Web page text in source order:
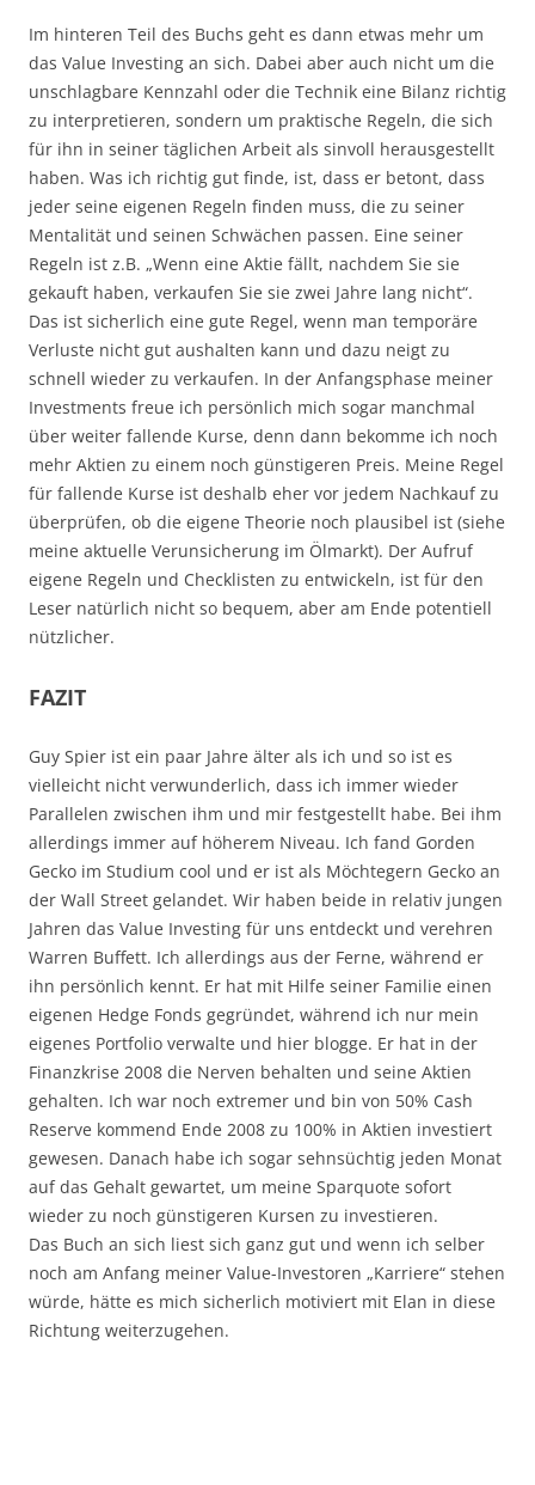
Im hinteren Teil des Buchs geht es dann etwas mehr um
das Value Investing an sich. Dabei aber auch nicht um die
unschlagbare Kennzahl oder die Technik eine Bilanz richtig
zu interpretieren, sondern um praktische Regeln, die sich
für ihn in seiner täglichen Arbeit als sinvoll herausgestellt
haben. Was ich richtig gut finde, ist, dass er betont, dass
jeder seine eigenen Regeln finden muss, die zu seiner
Mentalität und seinen Schwächen passen. Eine seiner
Regeln ist z.B. „Wenn eine Aktie fällt, nachdem Sie sie
gekauft haben, verkaufen Sie sie zwei Jahre lang nicht“.
Das ist sicherlich eine gute Regel, wenn man temporäre
Verluste nicht gut aushalten kann und dazu neigt zu
schnell wieder zu verkaufen. In der Anfangsphase meiner
Investments freue ich persönlich mich sogar manchmal
über weiter fallende Kurse, denn dann bekomme ich noch
mehr Aktien zu einem noch günstigeren Preis. Meine Regel
für fallende Kurse ist deshalb eher vor jedem Nachkauf zu
überprüfen, ob die eigene Theorie noch plausibel ist (siehe
meine aktuelle Verunsicherung im Ölmarkt). Der Aufruf
eigene Regeln und Checklisten zu entwickeln, ist für den
Leser natürlich nicht so bequem, aber am Ende potentiell
nützlicher.
FAZIT
Guy Spier ist ein paar Jahre älter als ich und so ist es
vielleicht nicht verwunderlich, dass ich immer wieder
Parallelen zwischen ihm und mir festgestellt habe. Bei ihm
allerdings immer auf höherem Niveau. Ich fand Gorden
Gecko im Studium cool und er ist als Möchtegern Gecko an
der Wall Street gelandet. Wir haben beide in relativ jungen
Jahren das Value Investing für uns entdeckt und verehren
Warren Buffett. Ich allerdings aus der Ferne, während er
ihn persönlich kennt. Er hat mit Hilfe seiner Familie einen
eigenen Hedge Fonds gegründet, während ich nur mein
eigenes Portfolio verwalte und hier blogge. Er hat in der
Finanzkrise 2008 die Nerven behalten und seine Aktien
gehalten. Ich war noch extremer und bin von 50% Cash
Reserve kommend Ende 2008 zu 100% in Aktien investiert
gewesen. Danach habe ich sogar sehnsüchtig jeden Monat
auf das Gehalt gewartet, um meine Sparquote sofort
wieder zu noch günstigeren Kursen zu investieren.
Das Buch an sich liest sich ganz gut und wenn ich selber
noch am Anfang meiner Value-Investoren „Karriere“ stehen
würde, hätte es mich sicherlich motiviert mit Elan in diese
Richtung weiterzugehen.